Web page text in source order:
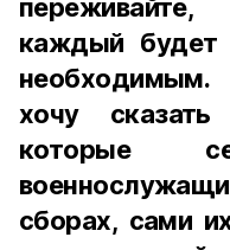
каждый будет
необходимым.
хочу
которые
сборах, сами